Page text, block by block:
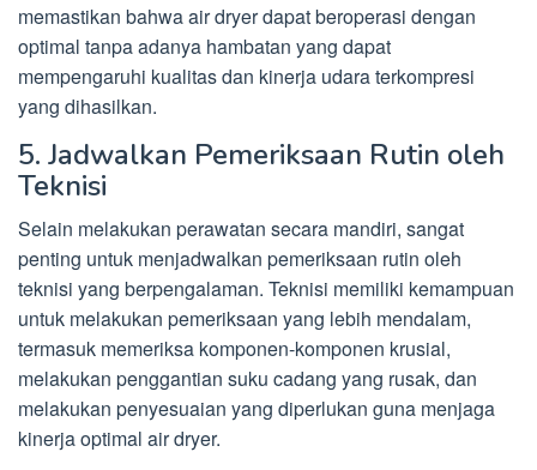
memastikan bahwa air dryer dapat beroperasi dengan
optimal tanpa adanya hambatan yang dapat
mempengaruhi kualitas dan kinerja udara terkompresi
yang dihasilkan.
5. Jadwalkan Pemeriksaan Rutin oleh
Teknisi
Selain melakukan perawatan secara mandiri, sangat
penting untuk menjadwalkan pemeriksaan rutin oleh
teknisi yang berpengalaman. Teknisi memiliki kemampuan
untuk melakukan pemeriksaan yang lebih mendalam,
termasuk memeriksa komponen-komponen krusial,
melakukan penggantian suku cadang yang rusak, dan
melakukan penyesuaian yang diperlukan guna menjaga
kinerja optimal air dryer.